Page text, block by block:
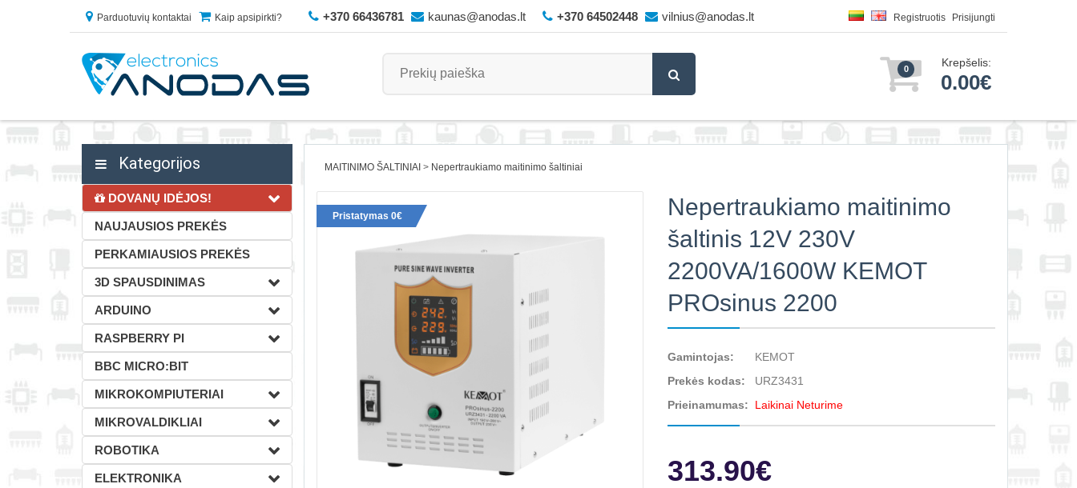
Parduotuvių kontaktai Kaip apsipirkti? +370 66436781 kaunas@anodas.lt +370 64502448 vilnius@anodas.lt Registruotis Prisijungti
0 Krepšelis:
0.00€
Kategorijos
DOVANŲ IDĖJOS!
NAUJAUSIOS PREKĖS
PERKAMIAUSIOS PREKĖS
3D SPAUSDINIMAS
ARDUINO
RASPBERRY PI
BBC MICRO:BIT
MIKROKOMPIUTERIAI
MIKROVALDIKLIAI
ROBOTIKA
ELEKTRONIKA
MAITINIMO ŠALTINIAI Nepertraukiamo maitinimo šaltiniai
Pristatymas 0€
Nepertraukiamo maitinimo
šaltinis 12V 230V
2200VA/1600W KEMOT
PROsinus 2200
Gamintojas:
KEMOT
Prekės kodas:
URZ3431
Prieinamumas:
Laikinai Neturime
313.90€